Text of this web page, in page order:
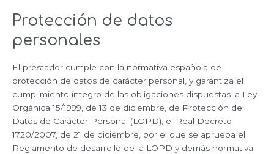
Protección de datos
personales
El prestador cumple con la normativa española de
protección de datos de carácter personal, y garantiza el
cumplimiento íntegro de las obligaciones dispuestas la Ley
Orgánica 15/1999, de 13 de diciembre, de Protección de
Datos de Carácter Personal (LOPD), el Real Decreto
1720/2007, de 21 de diciembre, por el que se aprueba el
Reglamento de desarrollo de la LOPD y demás normativa